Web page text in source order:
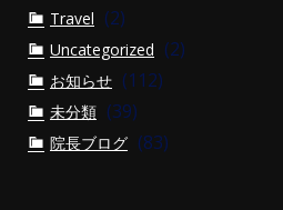
Travel (2)
Uncategorized (2)
お知らせ (112)
未分類 (39)
院長ブログ (83)